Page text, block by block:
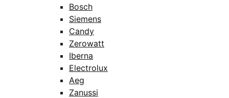
Bosch
Siemens
Candy
Zerowatt
Iberna
Electrolux
Aeg
Zanussi